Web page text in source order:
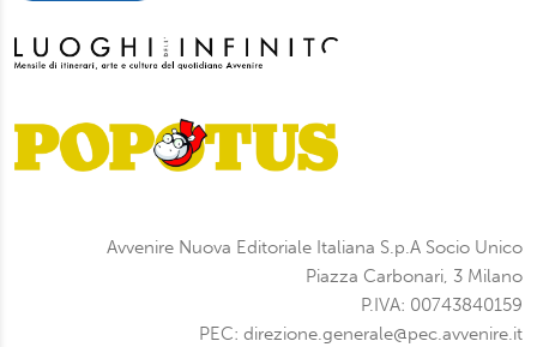
Avvenire Nuova Editoriale Italiana S.p.A Socio Unico
Piazza Carbonari, 3 Milano
P.IVA: 00743840159
PEC: direzione.generale@pec.avvenire.it